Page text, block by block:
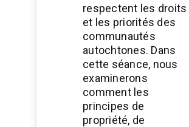
respectent les droits
et les priorités des
communautés
autochtones. Dans
cette séance, nous
examinerons
comment les
principes de
propriété, de